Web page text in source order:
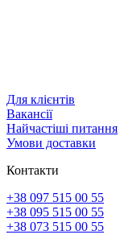
Для клієнтів
Вакансії
Найчастіші питання
Умови доставки
Контакти
+38 097 515 00 55
+38 095 515 00 55
+38 073 515 00 55